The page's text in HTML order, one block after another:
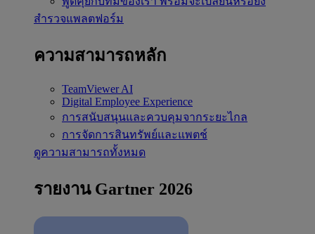
สำรวจแพลตฟอร์ม
ความสามารถหลัก
TeamViewer AI
Digital Employee Experience
การสนับสนุนและควบคุมจากระยะไกล
การจัดการสินทรัพย์และแพตช์
ดูความสามารถทั้งหมด
รายงาน Gartner 2026